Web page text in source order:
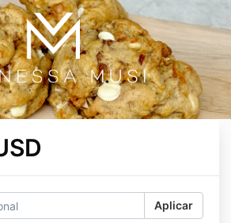
Aplicar